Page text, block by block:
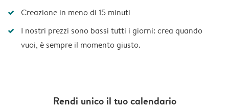
Creazione in meno di 15 minuti
I nostri prezzi sono bassi tutti i giorni: crea quando
vuoi, è sempre il momento giusto.
Rendi unico il tuo calendario